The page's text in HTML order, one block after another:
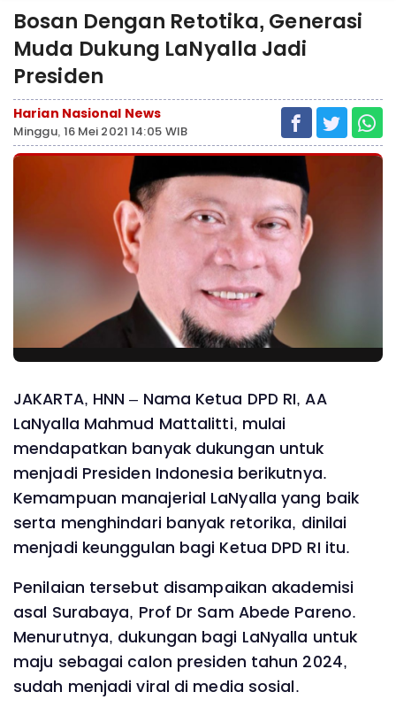
Bosan Dengan Retotika, Generasi
Muda Dukung LaNyalla Jadi
Presiden
Harian Nasional News
Minggu, 16 Mei 2021 14:05 WIB
JAKARTA, HNN – Nama Ketua DPD RI, AA
LaNyalla Mahmud Mattalitti, mulai
mendapatkan banyak dukungan untuk
menjadi Presiden Indonesia berikutnya.
Kemampuan manajerial LaNyalla yang baik
serta menghindari banyak retorika, dinilai
menjadi keunggulan bagi Ketua DPD RI itu.
Penilaian tersebut disampaikan akademisi
asal Surabaya, Prof Dr Sam Abede Pareno.
Menurutnya, dukungan bagi LaNyalla untuk
maju sebagai calon presiden tahun 2024,
sudah menjadi viral di media sosial.